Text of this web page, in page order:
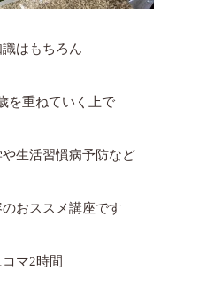
はもちろん
を重ねていく上で
生活習慣病予防など
おススメ講座です
マ2時間